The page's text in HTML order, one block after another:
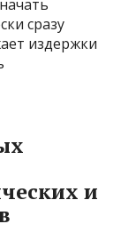
сразу
издержки
и